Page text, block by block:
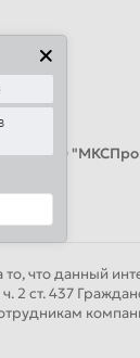
от ООО
что данный
2 ст. 437